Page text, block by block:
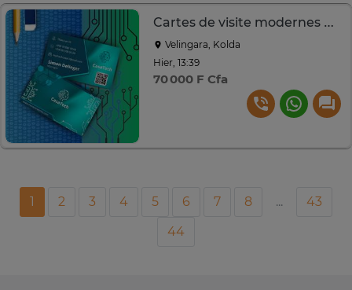
Cartes de visite modernes avec QR code intégré
Velingara, Kolda
Hier, 13:39
70 000 F Cfa
1 2 3 4 5 6 7 8 ...
43
44